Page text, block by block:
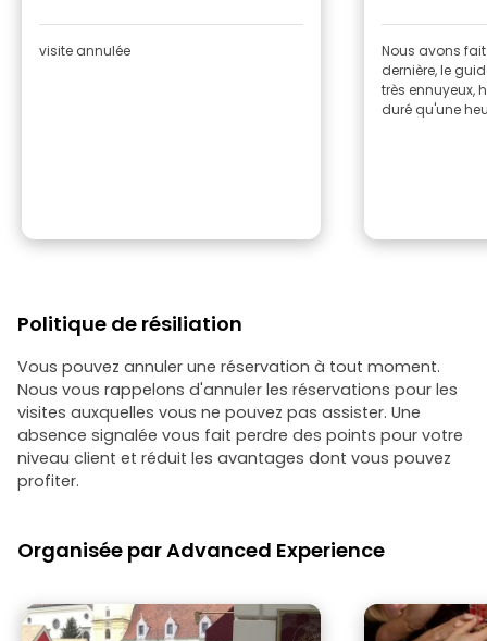
visite annulée
Nous avons
dernière, le
très ennuyeux,
duré qu'une
Politique de résiliation
Vous pouvez annuler une réservation à tout moment.
Nous vous rappelons d'annuler les réservations pour les
visites auxquelles vous ne pouvez pas assister. Une
absence signalée vous fait perdre des points pour votre
niveau client et réduit les avantages dont vous pouvez
profiter.
Organisée par Advanced Experience